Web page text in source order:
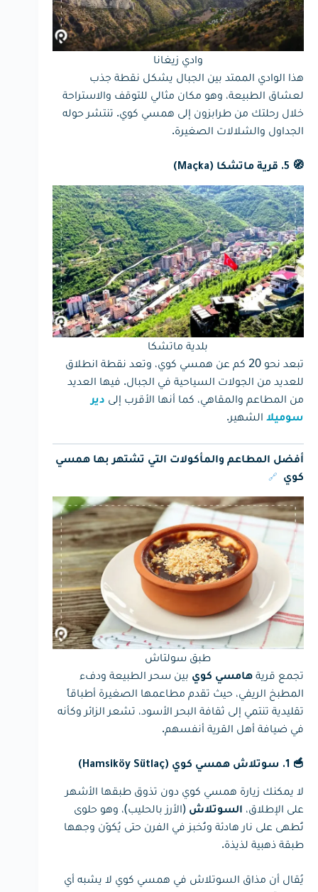
وادي زيغانا
هذا الوادي الممتد بين الجبال يشكل نقطة جذب
لعشاق الطبيعة، وهو مكان مثالي للتوقف والاستراحة
خلال رحلتك من طرابزون إلى همسي كوي. تنتشر حوله
الجداول والشلالات الصغيرة.
🧭 5. قرية ماتشكا (Maçka)
بلدية ماتشكا
تبعد نحو 20 كم عن همسي كوي، وتعد نقطة انطلاق
للعديد من الجولات السياحية في الجبال. فيها العديد
من المطاعم والمقاهي، كما أنها الأقرب إلى دير
سوميلا الشهير.
أفضل المطاعم والمأكولات التي تشتهر بها همسي
كوي
🔗
طبق سولتاش
تجمع قرية هامسي كوي بين سحر الطبيعة ودفء
المطبخ الريفي، حيث تقدم مطاعمها الصغيرة أطباقاً
تقليدية تنتمي إلى ثقافة البحر الأسود، تشعر الزائر وكأنه
في ضيافة أهل القرية أنفسهم.
🥣 1. سوتلاش همسي كوي (Hamsiköy Sütlaç)
لا يمكنك زيارة همسي كوي دون تذوق طبقها الأشهر
على الإطلاق، السوتلاش (الأرز بالحليب)، وهو حلوى
تُطهى على نار هادئة وتُخبز في الفرن حتى يُكوّن وجهها
طبقة ذهبية لذيذة.
يُقال أن مذاق السوتلاش في همسي كوي لا يشبه أي